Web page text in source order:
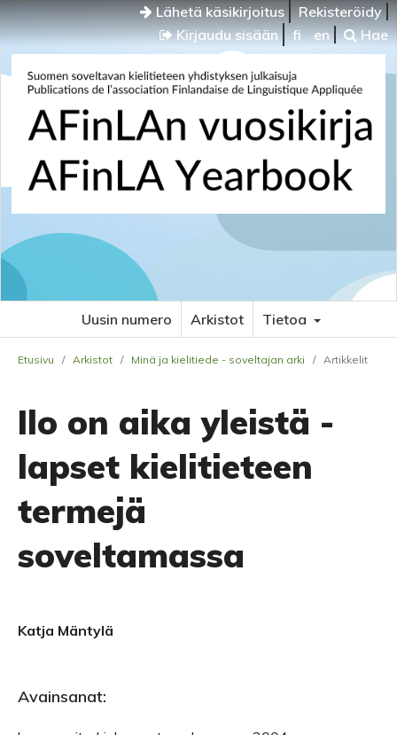
Lähetä käsikirjoitus
Rekisteröidy
Kirjaudu sisään
fi en Hae
Uusin numero Arkistot Tietoa
Etusivu / Arkistot / Minä ja kielitiede - soveltajan arki / Artikkelit
Ilo on aika yleistä -
lapset kielitieteen
termejä
soveltamassa
Katja Mäntylä
Avainsanat: